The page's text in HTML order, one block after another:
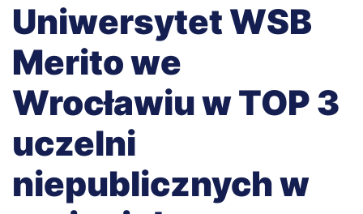
Uniwersytet WSB
Merito we
Wrocławiu w TOP 3
uczelni
niepublicznych w